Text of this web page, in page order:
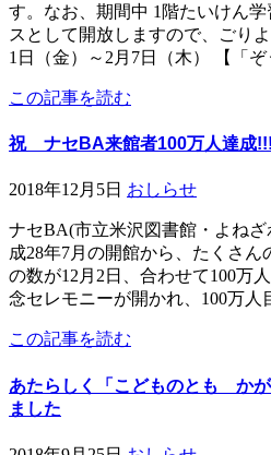
す。なお、期間中 1階たいけん
スとして開放しますので、ごり
1日（金）～2月7日（木） 【「
この記事を読む
祝 ナセBA来館者100万人達成!!!
2018年12月5日 おしらせ
ナセBA(市立米沢図書館・よね
成28年7月の開館から、たくさ
の数が12月2日、合わせて100万
念セレモニーが開かれ、100万
この記事を読む
あたらしく「こどものとも か
ました